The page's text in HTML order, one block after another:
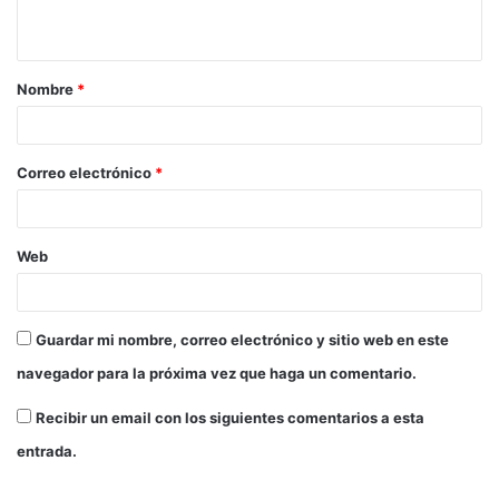
Nombre *
Correo electrónico *
Web
Guardar mi nombre, correo electrónico y sitio web en este
navegador para la próxima vez que haga un comentario.
Recibir un email con los siguientes comentarios a esta
entrada.